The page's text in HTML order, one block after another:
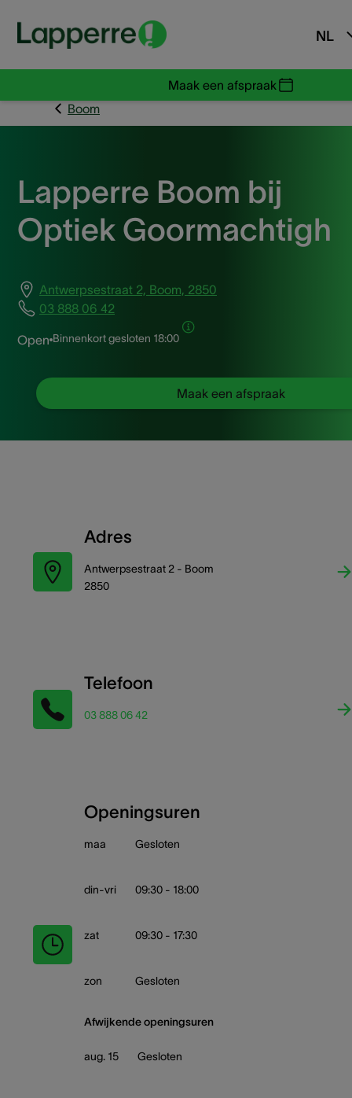
NL
Maak een afspraak
Boom
Lapperre Boom bij
Optiek Goormachtigh
Antwerpsestraat 2, Boom, 2850
03 888 06 42
Open Binnenkort gesloten 18:00
Maak een afspraak
Adres
Antwerpsestraat 2 - Boom
2850
Telefoon
03 888 06 42
Openingsuren
maa Gesloten
din-vri 09:30 - 18:00
zat 09:30 - 17:30
zon Gesloten
Afwijkende openingsuren
aug. 15 Gesloten